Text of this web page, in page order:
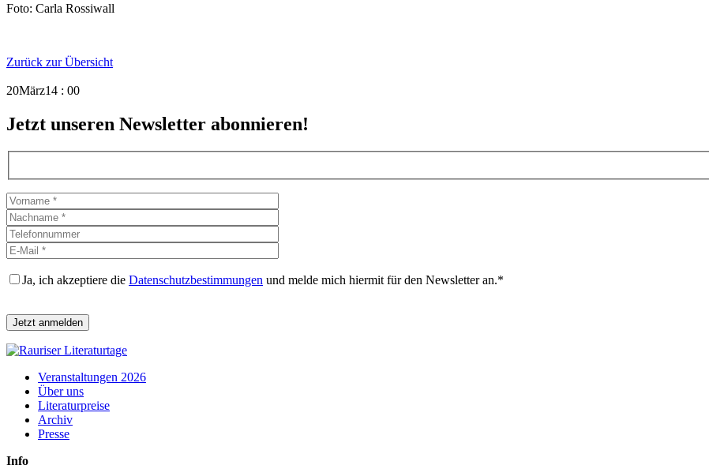
Foto: Carla Rossiwall
Zurück zur Übersicht
20März14 : 00
Jetzt unseren Newsletter abonnieren!
Ja, ich akzeptiere die Datenschutzbestimmungen und melde mich hiermit für den Newsletter an.*
Veranstaltungen 2026
Über uns
Literaturpreise
Archiv
Presse
Info